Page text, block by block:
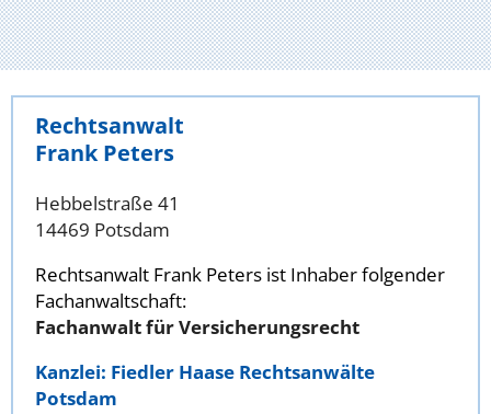
Rechtsanwalt
Frank Peters
Hebbelstraße 41
14469 Potsdam
Rechtsanwalt Frank Peters ist Inhaber folgender
Fachanwaltschaft:
Fachanwalt für Versicherungsrecht
Kanzlei: Fiedler Haase Rechtsanwälte
Potsdam